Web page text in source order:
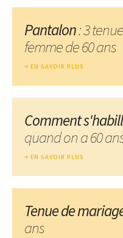
Pantalon: 3
femme de 60 ans
EN SAVOIR PLUS
Comment
quand on a 60
EN SAVOIR PLUS
Tenue de
ans